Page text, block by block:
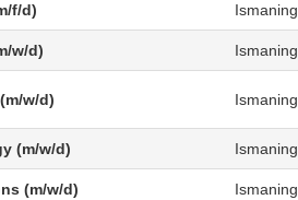
f/d) Ismaning
w/d) Ismaning
w/d) Ismaning
(m/w/d) Ismaning
(m/w/d) Ismaning